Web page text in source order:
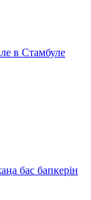
в Стамбуле
бас бапкерін